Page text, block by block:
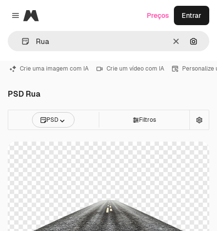
Close menu
Magnific
Limpar
Preços Entrar
Crie uma imagem com IA Crie um vídeo com IA Personalize
PSD Rua
PSD Filtros